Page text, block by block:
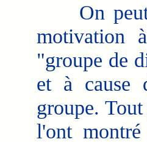
On peut
motivation
"groupe de
et à cause
groupe.
l'ont